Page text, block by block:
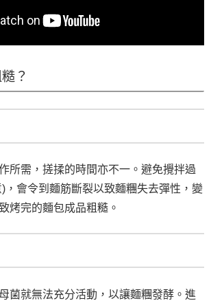
？
所需，搓揉的時間亦不一。避免攪拌過
，會令到麵筋斷裂以致麵糰失去彈性，變
烤完的麵包成品粗糙。
菌就無法充分活動，以讓麵糰發酵。進